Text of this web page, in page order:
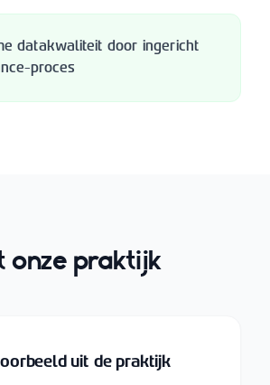
datakwaliteit door ingericht
proces
onze praktijk
uit de praktijk